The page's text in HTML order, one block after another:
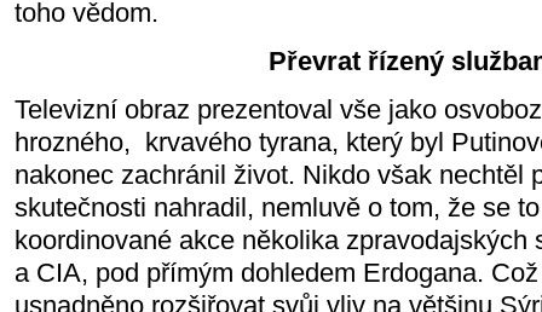
toho vědom.
Převrat řízený
Televizní obraz prezentoval vše jako
hrozného,
krvavého tyrana, který byl
nakonec zachránil život. Nikdo však nechtěl
skutečnosti nahradil, nemluvě o tom, že se
koordinované akce několika zpravodajských
a CIA, pod přímým dohledem Erdogana.
usnadněno rozšiřovat svůj vliv na většinu